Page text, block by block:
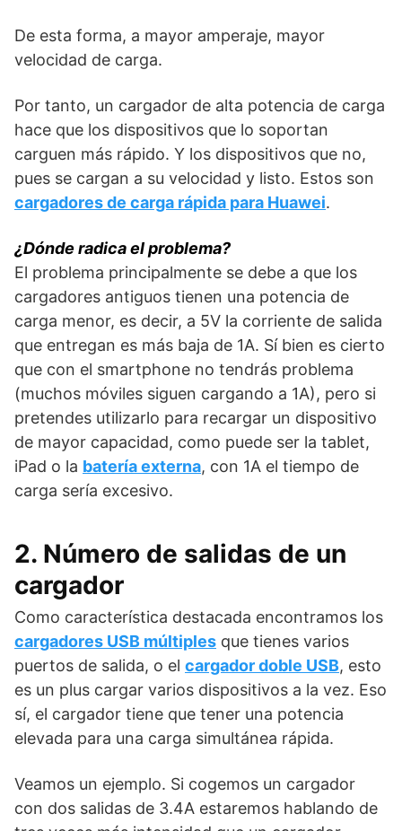
De esta forma, a mayor amperaje, mayor
velocidad de carga.
Por tanto, un cargador de alta potencia de carga
hace que los dispositivos que lo soportan
carguen más rápido. Y los dispositivos que no,
pues se cargan a su velocidad y listo. Estos son
cargadores de carga rápida para Huawei.
¿Dónde radica el problema?
El problema principalmente se debe a que los
cargadores antiguos tienen una potencia de
carga menor, es decir, a 5V la corriente de salida
que entregan es más baja de 1A. Sí bien es cierto
que con el smartphone no tendrás problema
(muchos móviles siguen cargando a 1A), pero si
pretendes utilizarlo para recargar un dispositivo
de mayor capacidad, como puede ser la tablet,
iPad o la batería externa, con 1A el tiempo de
carga sería excesivo.
2. Número de salidas de un
cargador
Como característica destacada encontramos los
cargadores USB múltiples que tienes varios
puertos de salida, o el cargador doble USB, esto
es un plus cargar varios dispositivos a la vez. Eso
sí, el cargador tiene que tener una potencia
elevada para una carga simultánea rápida.
Veamos un ejemplo. Si cogemos un cargador
con dos salidas de 3.4A estaremos hablando de